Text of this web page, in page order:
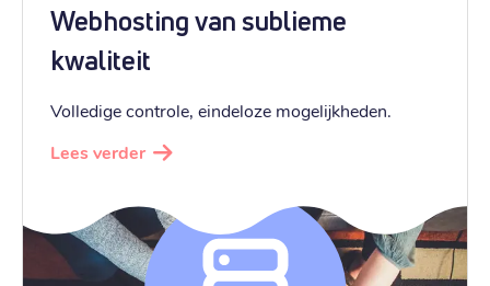
Webhosting van sublieme
kwaliteit
Volledige controle, eindeloze mogelijkheden.
Lees verder